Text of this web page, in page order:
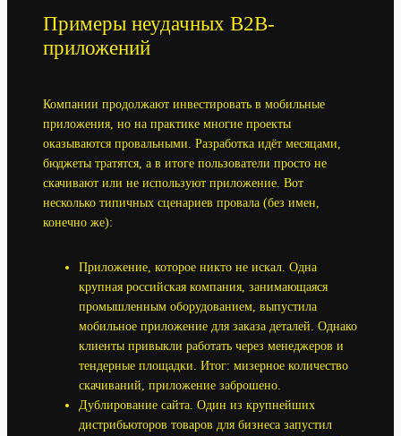
Примеры неудачных B2B-
приложений
Компании продолжают инвестировать в мобильные
приложения, но на практике многие проекты
оказываются провальными. Разработка идёт месяцами,
бюджеты тратятся, а в итоге пользователи просто не
скачивают или не используют приложение. Вот
несколько типичных сценариев провала (без имен,
конечно же):
Приложение, которое никто не искал. Одна
крупная российская компания, занимающаяся
промышленным оборудованием, выпустила
мобильное приложение для заказа деталей. Однако
клиенты привыкли работать через менеджеров и
тендерные площадки. Итог: мизерное количество
скачиваний, приложение заброшено.
Дублирование сайта. Один из крупнейших
дистрибьюторов товаров для бизнеса запустил